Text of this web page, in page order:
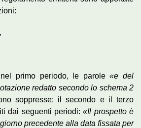
primo periodo, le parole«e del
redatto secondo lo schema 2
soppresse; il secondo e il terzo
dai seguenti periodi:«Il prospetto è
precedente alla data fissata per